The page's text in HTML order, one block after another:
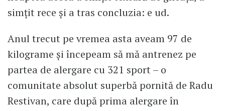
simțit rece și a tras concluzia: e ud.
Anul trecut pe vremea asta aveam 97 de
kilograme și începeam să mă antrenez pe
partea de alergare cu 321 sport – o
comunitate absolut superbă pornită de Radu
Restivan, care după prima alergare în